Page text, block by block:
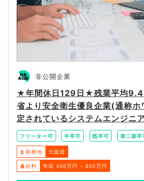
非公開企業
★年間休日129日★残業平均
省より安全衛生優良企業(通称
定されているシステムエンジニ
フリーター可 中卒可 既卒可 第二新卒
勤務地 大阪府
給料 年収 400万円 ~ 800万円